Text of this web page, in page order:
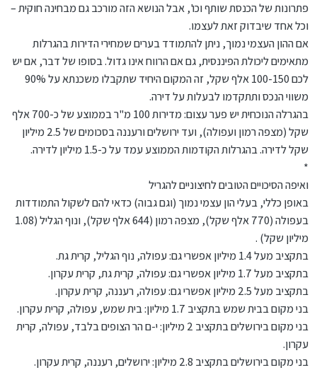
פתרונות של הכנסת שותף וכו', אבל הנושא הזה מורכב גם מבחינה חוקית –
וכל אחד שיבדוק זאת לעצמו.
אם ההון העצמי נמוך, ניתן להתמודד בערים שמחירי הדירות בהגרלות
מתאימים ליכולת הפיננסית, גם אם הרווח אינו גדול. בסופו של דבר, אם יש
לכם 100-150 אלף שקל, זה המקום היחיד שתקבלו משכנתא על 90%
משווי הנכס ותתקדמו לבעלות על דירה.
בהגרלה הנוכחית יש פער עצום: מדירות 100 מ"ר בממוצע של כ-700 אלף
שקל (מצפה רמון ועפולה), ועד ירושלים ורעננה בסכומים של 2.5 מיליון
שקל לדירה. בהגרלות הקודמות הממוצע עמד על כ-1.5 מיליון לדירה.
*
ואיפה הסיכויים הטובים לחיצוניים להגריל
באופן כללי, בעלי הון עצמי נמוך (וגם גבוה) כדאי להם לשקול התמודדות
בעפולה (770 אלף שקל), מצפה רמון (644 אלף שקל), ונוף הגליל (1.08
מיליון שקל) .
בתקציב מעל 1.4 מיליון אפשרי גם: עפולה, נוף הגליל, קרית גת.
בתקציב מעל 1.7 מיליון אפשרי גם: עפולה, קרית גת, קרית עקרון.
בתקציב מעל 2.5 מיליון אפשרי גם: עפולה, רעננה, קרית עקרון.
בני מקום בבית שמש בתקציב 1.7 מיליון: בית שמש, עפולה, קרית עקרון.
בני מקום בירושלים בתקציב 2 מיליון: י-ם הר הצופים בלבד, עפולה, קרית
עקרון.
בני מקום בירושלים בתקציב 2.8 מיליון: ירושלים, רעננה, קרית עקרון.